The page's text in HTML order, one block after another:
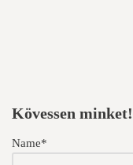
Kövessen minket!
Name*